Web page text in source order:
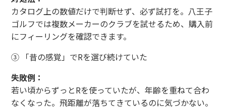
カタログ上の数値だけで判断せず、必ず試打を。八王子
ゴルフでは複数メーカーのクラブを試せるため、購入前
にフィーリングを確認できます。
③ 「昔の感覚」でRを選び続けていた
失敗例：
若い頃からずっとRを使っていたが、年齢を重ねて合わ
なくなった。飛距離が落ちてきているのに気づかない。